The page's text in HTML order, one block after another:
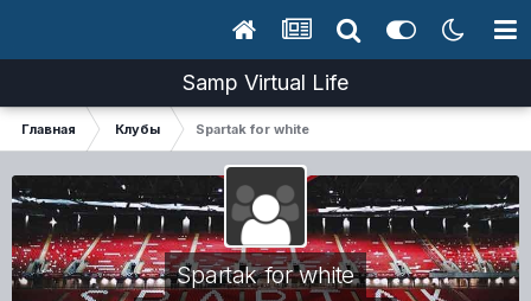
Samp Virtual Life
Главная Клубы Spartak for white
Spartak for white